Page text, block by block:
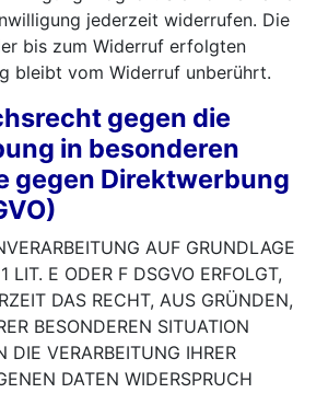
jederzeit widerrufen. Die
bis zum Widerruf erfolgten
bleibt vom Widerruf unberührt.
gegen die
in besonderen
gegen Direktwerbung
AUF GRUNDLAGE
LIT. E ODER F DSGVO ERFOLGT,
DAS RECHT, AUS GRÜNDEN,
BESONDEREN SITUATION
DIE VERARBEITUNG IHRER
DATEN WIDERSPRUCH